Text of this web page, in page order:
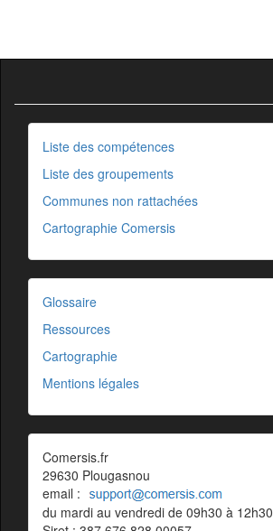
Liste des compétences
Liste des groupements
Communes non rattachées
Cartographie Comersis
Glossaire
Ressources
Cartographie
Mentions légales
Comersis.fr
29630 Plougasnou
email :
du mardi au vendredi de 09h30 à 12h30